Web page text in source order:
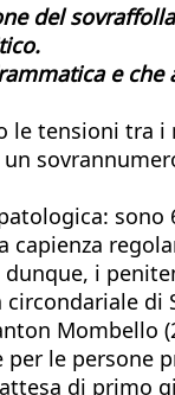
del
e
tensioni tra
i
Mombello
le persone
di primo